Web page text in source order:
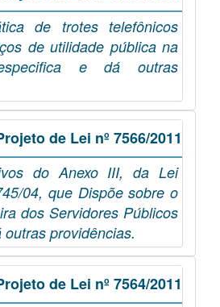
de trotes telefônicos
de utilidade pública na
e dá outras
de Lei nº 7566/2011
do Anexo III, da Lei
04, que Dispõe sobre o
dos Servidores Públicos
providências.
de Lei nº 7564/2011